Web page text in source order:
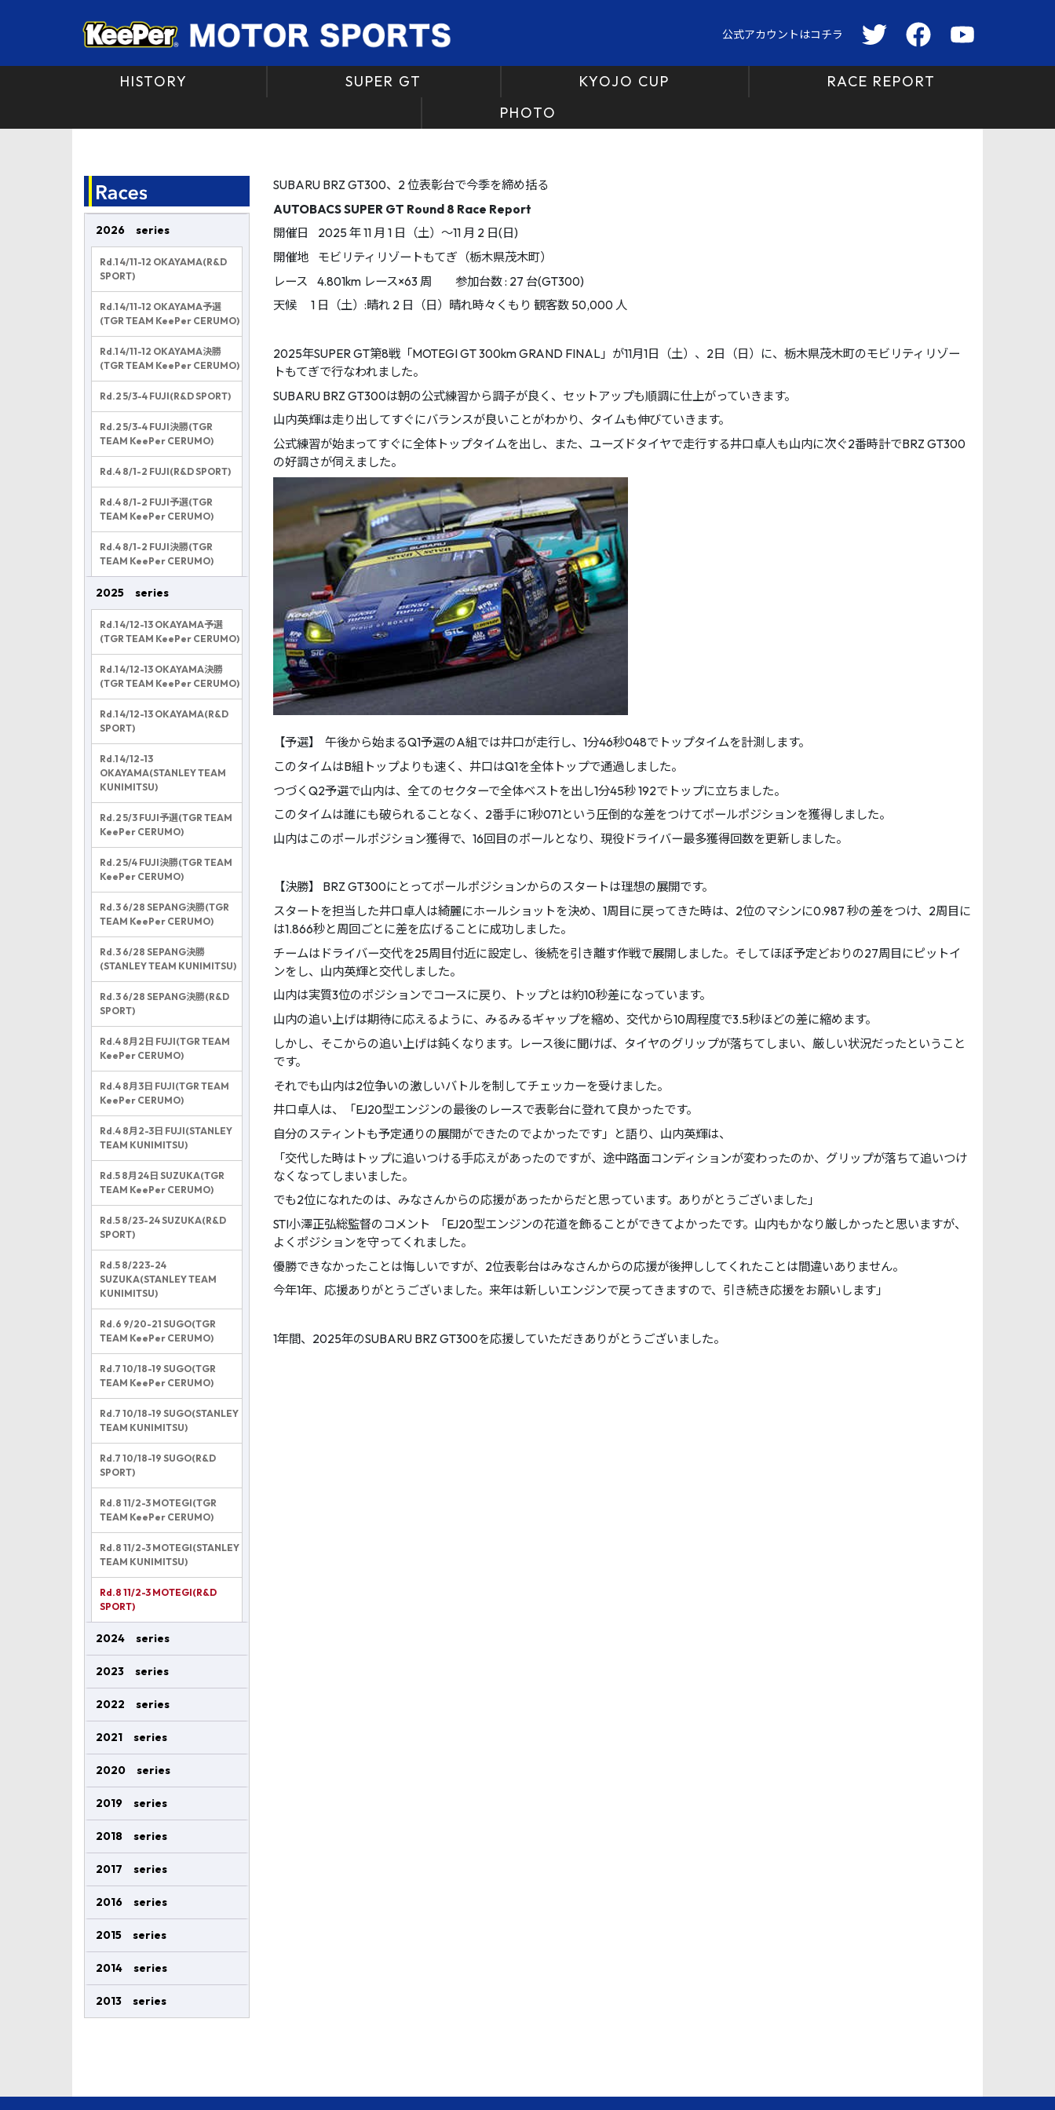
公式アカウントはコチラ
HISTORY SUPER GT KYOJO CUP
RACE REPORT
PHOTO
2026 series
Rd.1 4/11-12 OKAYAMA(R&D
SPORT)
Rd.1 4/11-12 OKAYAMA予選
(TGR TEAM KeePer CERUMO)
Rd.1 4/11-12 OKAYAMA決勝
(TGR TEAM KeePer CERUMO)
Rd.2 5/3-4 FUJI(R&D SPORT)
Rd.2 5/3-4 FUJI決勝(TGR
TEAM KeePer CERUMO)
Rd.4 8/1-2 FUJI(R&D SPORT)
Rd.4 8/1-2 FUJI予選(TGR
TEAM KeePer CERUMO)
Rd.4 8/1-2 FUJI決勝(TGR
TEAM KeePer CERUMO)
2025 series
Rd.1 4/12-13 OKAYAMA予選
(TGR TEAM KeePer CERUMO)
Rd.1 4/12-13 OKAYAMA決勝
(TGR TEAM KeePer CERUMO)
Rd.1 4/12-13 OKAYAMA(R&D
SPORT)
Rd.1 4/12-13
OKAYAMA(STANLEY TEAM
KUNIMITSU)
Rd.2 5/3 FUJI予選(TGR TEAM
KeePer CERUMO)
Rd.2 5/4 FUJI決勝(TGR TEAM
KeePer CERUMO)
Rd.3 6/28 SEPANG決勝(TGR
TEAM KeePer CERUMO)
Rd.3 6/28 SEPANG決勝
(STANLEY TEAM KUNIMITSU)
Rd.3 6/28 SEPANG決勝(R&D
SPORT)
Rd.4 8月2日 FUJI(TGR TEAM
KeePer CERUMO)
Rd.4 8月3日 FUJI(TGR TEAM
KeePer CERUMO)
Rd.4 8月2-3日 FUJI(STANLEY
TEAM KUNIMITSU)
Rd.5 8月24日 SUZUKA(TGR
TEAM KeePer CERUMO)
Rd.5 8/23-24 SUZUKA(R&D
SPORT)
Rd.5 8/223-24
SUZUKA(STANLEY TEAM
KUNIMITSU)
Rd.6 9/20-21 SUGO(TGR
TEAM KeePer CERUMO)
Rd.7 10/18-19 SUGO(TGR
TEAM KeePer CERUMO)
Rd.7 10/18-19 SUGO(STANLEY
TEAM KUNIMITSU)
Rd.7 10/18-19 SUGO(R&D
SPORT)
Rd.8 11/2-3 MOTEGI(TGR
TEAM KeePer CERUMO)
Rd.8 11/2-3 MOTEGI(STANLEY
TEAM KUNIMITSU)
Rd.8 11/2-3 MOTEGI(R&D
SPORT)
2024 series
2023 series
2022 series
2021 series
2020 series
2019 series
2018 series
2017 series
2016 series
2015 series
2014 series
2013 series
SUBARU BRZ GT300、2 位表彰台で今季を締め括る
AUTOBACSSUPER GT Round 8 Race Report
開催日 2025 年 11 月 1 日（土）〜11 月 2 日(日)
開催地 モビリティリゾートもてぎ（栃木県茂木町）
レース 4.801km レース×63 周 参加台数 : 27 台(GT300)
天候 1 日（土）:晴れ 2 日（日）晴れ時々くもり 観客数 50,000 人
2025年SUPER GT第8戦「MOTEGI GT 300km GRAND FINAL」が11月1日（土）、2日（日）に、栃木県茂木町のモビリティリゾー
トもてぎで行なわれました。
SUBARU BRZ GT300は朝の公式練習から調子が良く、セットアップも順調に仕上がっていきます。
山内英輝は走り出してすぐにバランスが良いことがわかり、タイムも伸びていきます。
公式練習が始まってすぐに全体トップタイムを出し、また、ユーズドタイヤで走行する井口卓人も山内に次ぐ2番時計でBRZ GT300
の好調さが伺えました。
【予選】 午後から始まるQ1予選のA組では井口が走行し、1分46秒048でトップタイムを計測します。
このタイムはB組トップよりも速く、井口はQ1を全体トップで通過しました。
つづくQ2予選で山内は、全てのセクターで全体ベストを出し1分45秒 192でトップに立ちました。
このタイムは誰にも破られることなく、2番手に1秒071という圧倒的な差をつけてポールポジションを獲得しました。
山内はこのポールポジション獲得で、16回目のポールとなり、現役ドライバー最多獲得回数を更新しました。
【決勝】 BRZ GT300にとってポールポジションからのスタートは理想の展開です。
スタートを担当した井口卓人は綺麗にホールショットを決め、1周目に戻ってきた時は、2位のマシンに0.987 秒の差をつけ、2周目に
は1.866秒と周回ごとに差を広げることに成功しました。
チームはドライバー交代を25周目付近に設定し、後続を引き離す作戦で展開しました。そしてほぼ予定どおりの27周目にピットイ
ンをし、山内英輝と交代しました。
山内は実質3位のポジションでコースに戻り、トップとは約10秒差になっています。
山内の追い上げは期待に応えるように、みるみるギャップを縮め、交代から10周程度で3.5秒ほどの差に縮めます。
しかし、そこからの追い上げは鈍くなります。レース後に聞けば、タイヤのグリップが落ちてしまい、厳しい状況だったということ
です。
それでも山内は2位争いの激しいバトルを制してチェッカーを受けました。
井口卓人は、「EJ20型エンジンの最後のレースで表彰台に登れて良かったです。
自分のスティントも予定通りの展開ができたのでよかったです」と語り、山内英輝は、
「交代した時はトップに追いつける手応えがあったのですが、途中路面コンディションが変わったのか、グリップが落ちて追いつけ
なくなってしまいました。
でも2位になれたのは、みなさんからの応援があったからだと思っています。ありがとうございました」
STI小澤正弘総監督のコメント 「EJ20型エンジンの花道を飾ることができてよかったです。山内もかなり厳しかったと思いますが、
よくポジションを守ってくれました。
優勝できなかったことは悔しいですが、2位表彰台はみなさんからの応援が後押ししてくれたことは間違いありません。
今年1年、応援ありがとうございました。来年は新しいエンジンで戻ってきますので、引き続き応援をお願いします」
1年間、2025年のSUBARU BRZ GT300を応援していただきありがとうございました。